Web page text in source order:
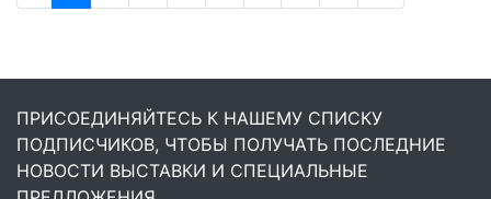
ПРИСОЕДИНЯЙТЕСЬ К НАШЕМУ СПИСКУ
ПОДПИСЧИКОВ, ЧТОБЫ ПОЛУЧАТЬ ПОСЛЕДНИЕ
НОВОСТИ ВЫСТАВКИ И СПЕЦИАЛЬНЫЕ